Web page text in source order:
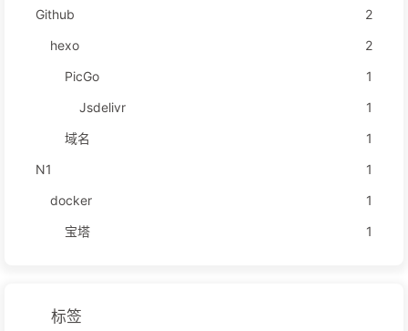
Github
2
hexo
2
PicGo
1
Jsdelivr
1
域名
1
N1
1
docker
1
宝塔
1
标签